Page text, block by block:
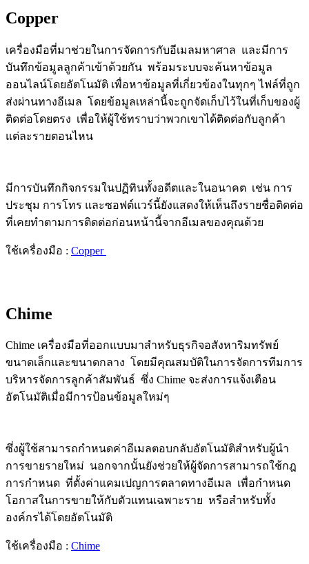
Copper
เครื่องมือที่มาช่วยในการจัดการกับอีเมลมหาศาล และมีการ
บันทึกข้อมูลลูกค้าเข้าด้วยกัน พร้อมระบบจะค้นหาข้อมูล
ออนไลน์โดยอัตโนมัติ เพื่อหาข้อมูลที่เกี่ยวข้องในทุกๆ ไฟล์ที่ถูก
ส่งผ่านทางอีเมล โดยข้อมูลเหล่านี้จะถูกจัดเก็บไว้ในที่เก็บของผู้
ติดต่อโดยตรง เพื่อให้ผู้ใช้ทราบว่าพวกเขาได้ติดต่อกับลูกค้า
แต่ละรายตอนไหน
มีการบันทึกกิจกรรมในปฏิทินทั้งอดีตและในอนาคต เช่น การ
ประชุม การโทร และซอฟต์แวร์นี้ยังแสดงให้เห็นถึงรายชื่อติดต่อ
ที่เคยทำตามการติดต่อก่อนหน้านี้จากอีเมลของคุณด้วย
ใช้เครื่องมือ : Copper
Chime
Chime เครื่องมือที่ออกแบบมาสำหรับธุรกิจอสังหาริมทรัพย์
ขนาดเล็กและขนาดกลาง โดยมีคุณสมบัติในการจัดการทีมการ
บริหารจัดการลูกค้าสัมพันธ์ ซึ่ง Chime จะส่งการแจ้งเตือน
อัตโนมัติเมื่อมีการป้อนข้อมูลใหม่ๆ
ซึ่งผู้ใช้สามารถกำหนดค่าอีเมลตอบกลับอัตโนมัติสำหรับผู้นำ
การขายรายใหม่ นอกจากนั้นยังช่วยให้ผู้จัดการสามารถใช้กฎ
การกำหนด ที่ตั้งค่าแคมเปญการตลาดทางอีเมล เพื่อกำหนด
โอกาสในการขายให้กับตัวแทนเฉพาะราย หรือสำหรับทั้ง
องค์กรได้โดยอัตโนมัติ
ใช้เครื่องมือ : Chime